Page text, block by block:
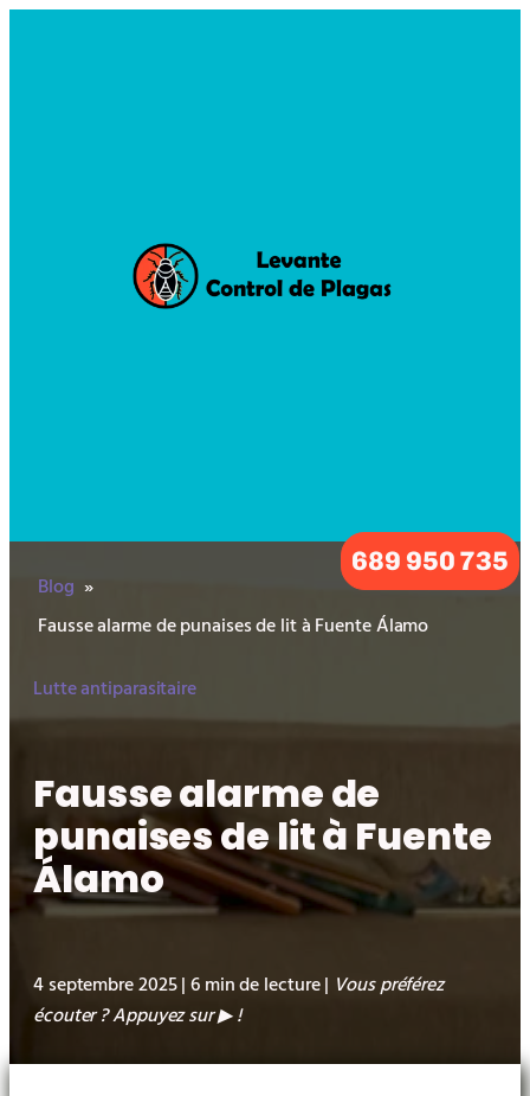
689 950 735
Blog »
Fausse alarme de punaises de lit à Fuente Álamo
Lutte antiparasitaire
Fausse alarme de
punaises de lit à Fuente
Álamo
4 septembre 2025 | 6 min de lecture | Vous préférez
écouter ? Appuyez sur▶︎!